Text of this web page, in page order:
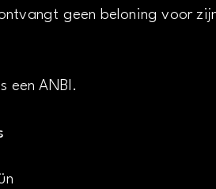
geen beloning voor
een ANBI.